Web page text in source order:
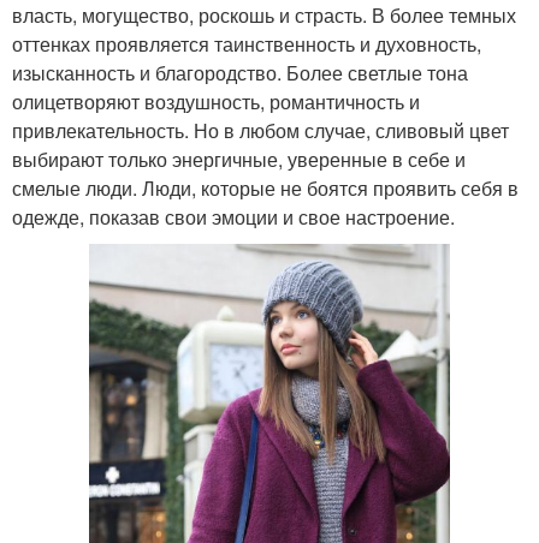
власть, могущество, роскошь и страсть. В более темных
оттенках проявляется таинственность и духовность,
изысканность и благородство. Более светлые тона
олицетворяют воздушность, романтичность и
привлекательность. Но в любом случае, сливовый цвет
выбирают только энергичные, уверенные в себе и
смелые люди. Люди, которые не боятся проявить себя в
одежде, показав свои эмоции и свое настроение.